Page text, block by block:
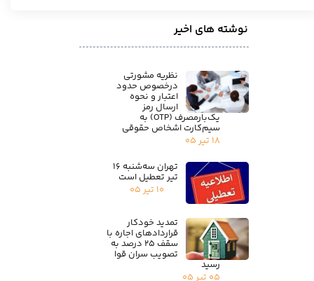
نوشته های اخیر
نظریه مشورتی
درخصوص حدود
اعتبار و نحوه
ارسال رمز
یک‌بارمصرف (OTP) به
سیم‌کارت اشخاص حقوقی
۱۸ تیر ۰۵
تهران سه‌شنبه ۱۶
تیر تعطیل است
۱۰ تیر ۰۵
تمدید خودکار
قراردادهای اجاره با
سقف ۲۵ درصد به
تصویب سران قوا
رسید
۰۵ تیر ۰۵